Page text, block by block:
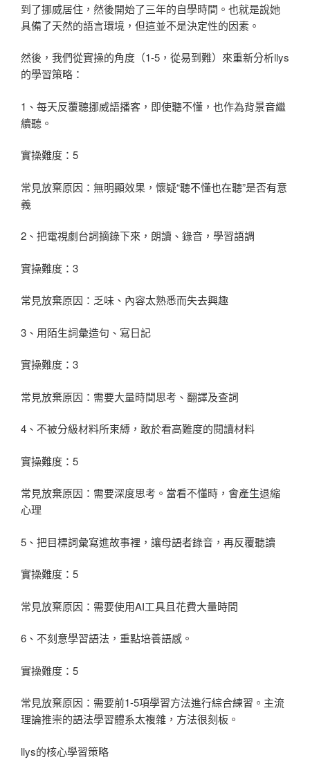
到了挪威居住，然後開始了三年的自學時間。也就是說她
具備了天然的語言環境，但這並不是決定性的因素。
然後，我們從實操的角度（1-5，從易到難）來重新分析llys
的學習策略：
1、每天反覆聽挪威語播客，即使聽不懂，也作為背景音繼
續聽。
實操難度：5
常見放棄原因：無明顯效果，懷疑“聽不懂也在聽”是否有意
義
2、把電視劇台詞摘錄下來，朗讀、錄音，學習語調
實操難度：3
常見放棄原因：乏味、內容太熟悉而失去興趣
3、用陌生詞彙造句、寫日記
實操難度：3
常見放棄原因：需要大量時間思考、翻譯及查詞
4、不被分級材料所束縛，敢於看高難度的閱讀材料
實操難度：5
常見放棄原因：需要深度思考。當看不懂時，會產生退縮
心理
5、把目標詞彙寫進故事裡，讓母語者錄音，再反覆聽讀
實操難度：5
常見放棄原因：需要使用AI工具且花費大量時間
6、不刻意學習語法，重點培養語感。
實操難度：5
常見放棄原因：需要前1-5項學習方法進行綜合練習。主流
理論推崇的語法學習體系太複雜，方法很刻板。
llys的核心學習策略